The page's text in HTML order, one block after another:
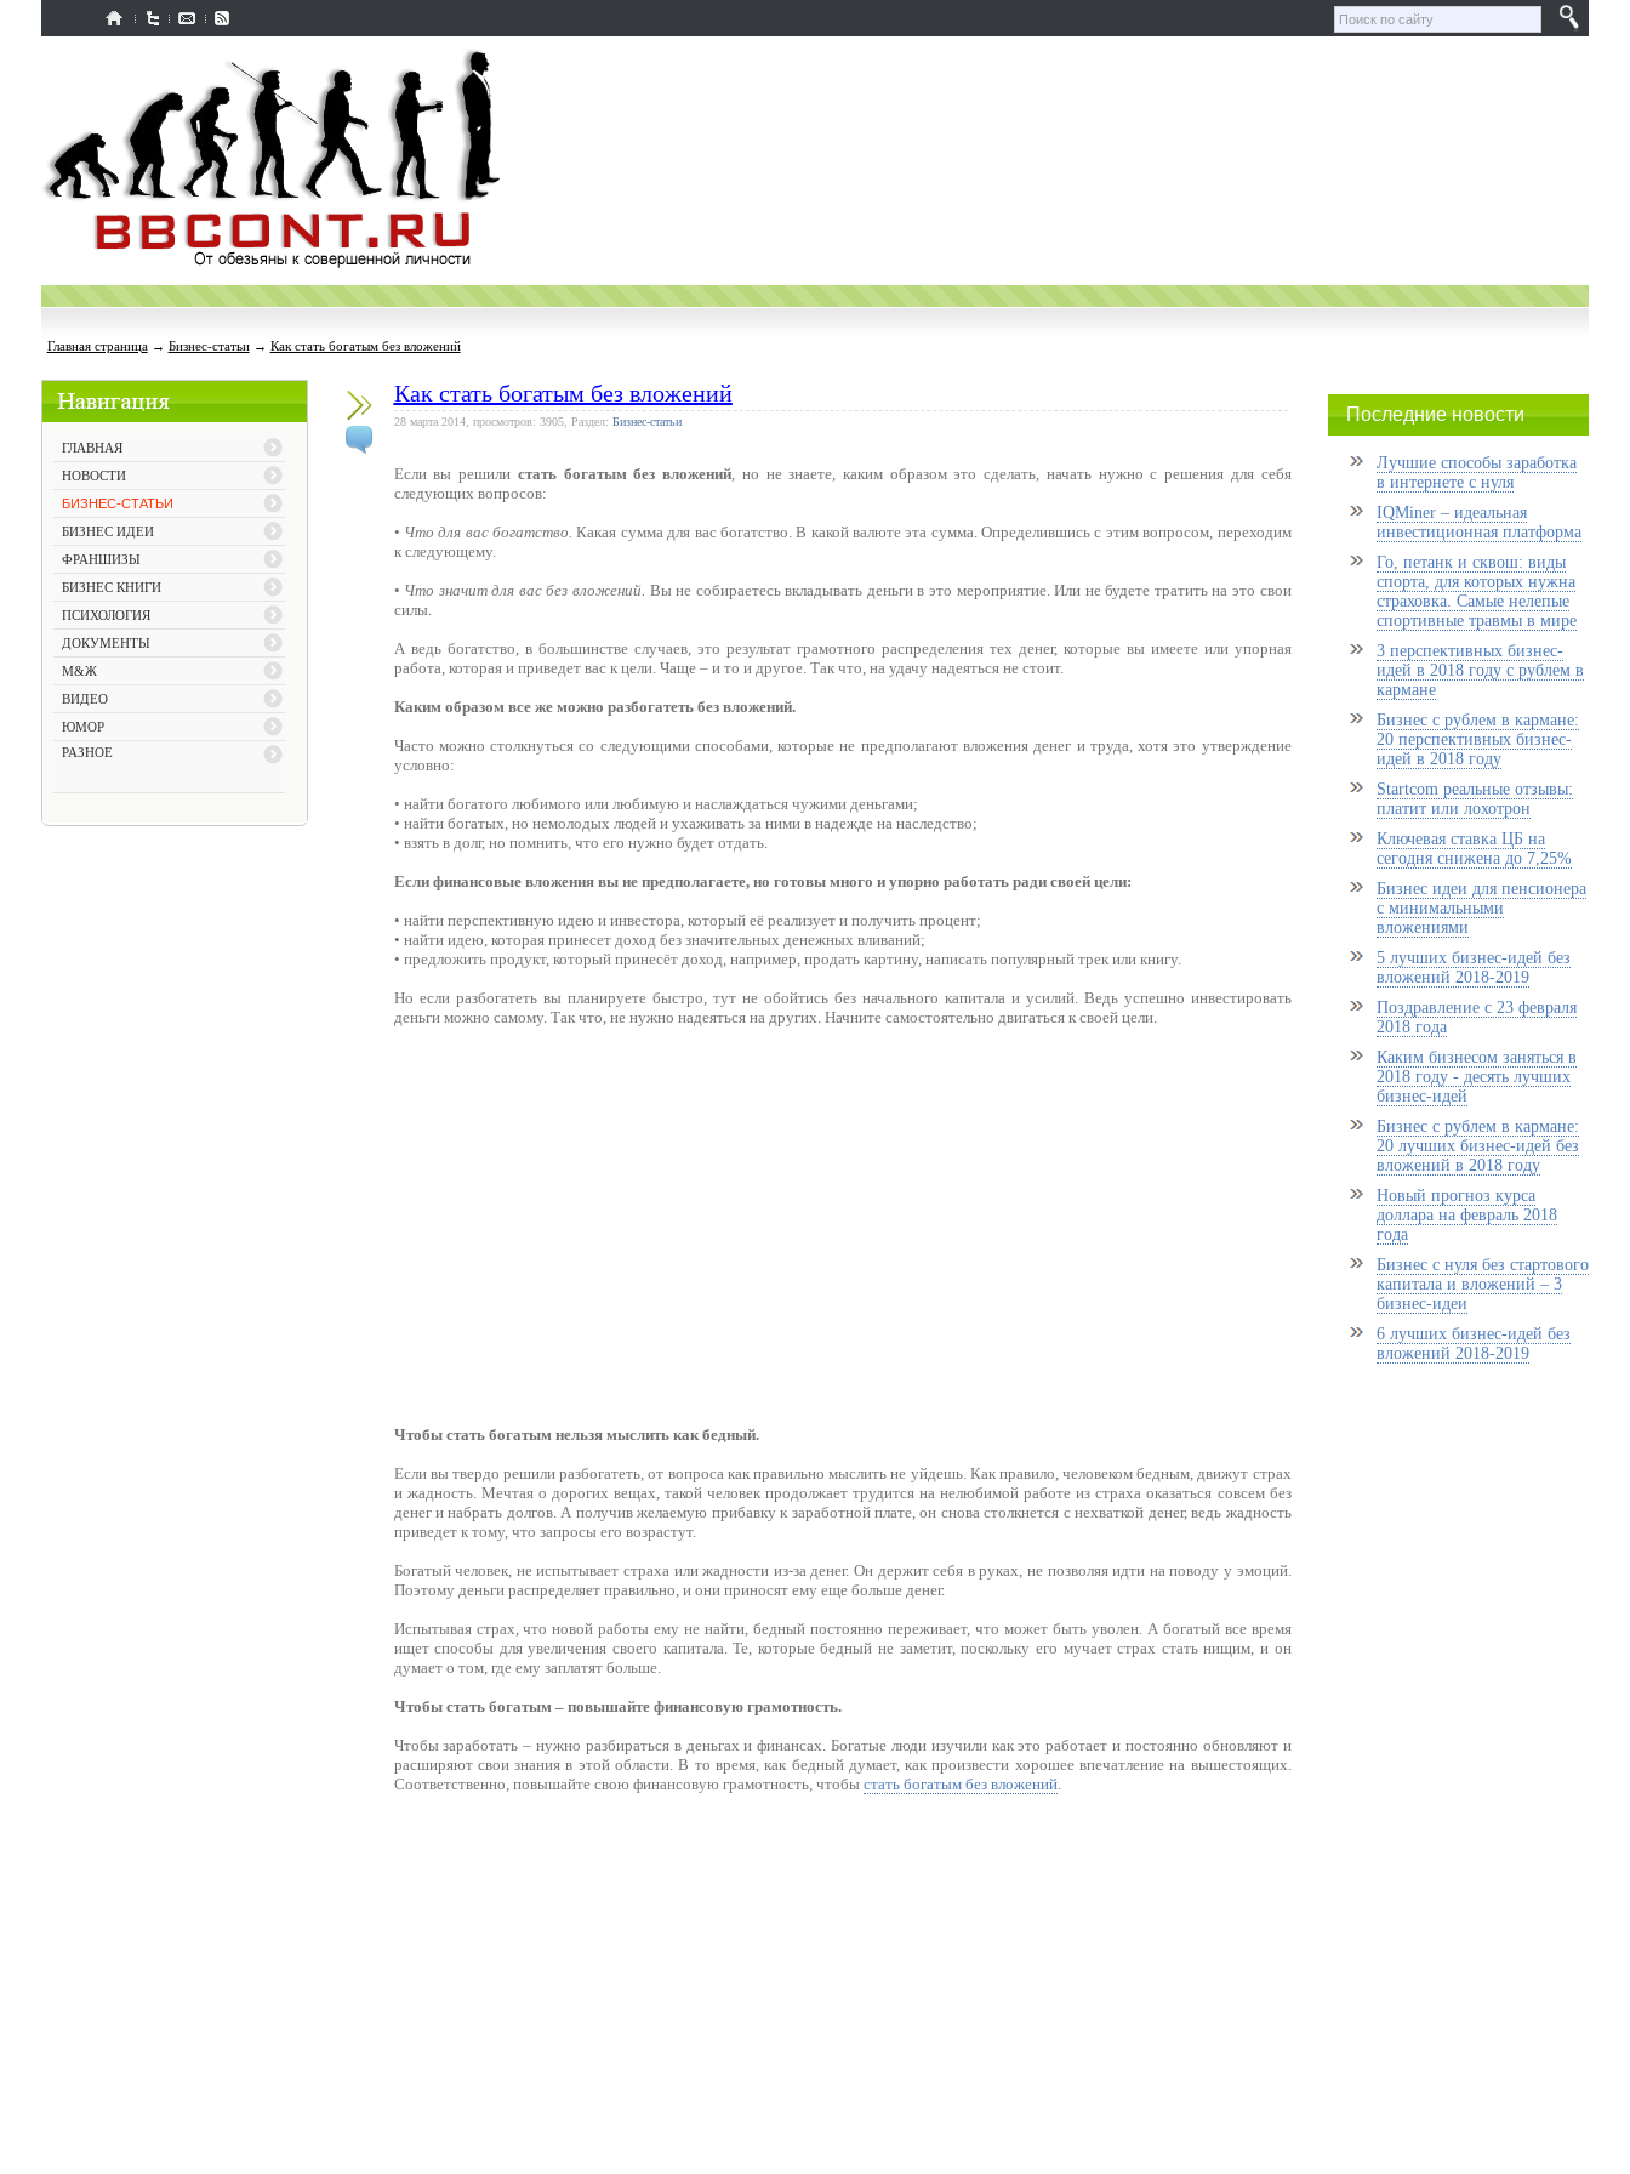
Главная страница→ Бизнес-статьи→ Как стать богатым без вложений
ГЛАВНАЯ
НОВОСТИ
БИЗНЕС-СТАТЬИ
БИЗНЕС ИДЕИ
ФРАНШИЗЫ
БИЗНЕС КНИГИ
ПСИХОЛОГИЯ
ДОКУМЕНТЫ
М&Ж
ВИДЕО
ЮМОР
РАЗНОЕ
Как стать богатым без вложений
28 марта 2014, просмотров: 3905, Раздел: Бизнес-статьи
Если вы решили стать богатым без вложений, но не знаете, каким образом это сделать, начать нужно с решения для себя
следующих вопросов:
• Что для вас богатство. Какая сумма для вас богатство. В какой валюте эта сумма. Определившись с этим вопросом, переходим
к следующему.
• Что значит для вас без вложений. Вы не собираетесь вкладывать деньги в это мероприятие. Или не будете тратить на это свои
силы.
А ведь богатство, в большинстве случаев, это результат грамотного распределения тех денег, которые вы имеете или упорная
работа, которая и приведет вас к цели. Чаще – и то и другое. Так что, на удачу надеяться не стоит.
Каким образом все же можно разбогатеть без вложений.
Часто можно столкнуться со следующими способами, которые не предполагают вложения денег и труда, хотя это утверждение
условно:
• найти богатого любимого или любимую и наслаждаться чужими деньгами;
• найти богатых, но немолодых людей и ухаживать за ними в надежде на наследство;
• взять в долг, но помнить, что его нужно будет отдать.
Если финансовые вложения вы не предполагаете, но готовы много и упорно работать ради своей цели:
• найти перспективную идею и инвестора, который её реализует и получить процент;
• найти идею, которая принесет доход без значительных денежных вливаний;
• предложить продукт, который принесёт доход, например, продать картину, написать популярный трек или книгу.
Но если разбогатеть вы планируете быстро, тут не обойтись без начального капитала и усилий. Ведь успешно инвестировать
деньги можно самому. Так что, не нужно надеяться на других. Начните самостоятельно двигаться к своей цели.
Чтобы стать богатым нельзя мыслить как бедный.
Если вы твердо решили разбогатеть, от вопроса как правильно мыслить не уйдешь. Как правило, человеком бедным, движут страх
и жадность. Мечтая о дорогих вещах, такой человек продолжает трудится на нелюбимой работе из страха оказаться совсем без
денег и набрать долгов. А получив желаемую прибавку к заработной плате, он снова столкнется с нехваткой денег, ведь жадность
приведет к тому, что запросы его возрастут.
Богатый человек, не испытывает страха или жадности из-за денег. Он держит себя в руках, не позволяя идти на поводу у эмоций.
Поэтому деньги распределяет правильно, и они приносят ему еще больше денег.
Испытывая страх, что новой работы ему не найти, бедный постоянно переживает, что может быть уволен. А богатый все время
ищет способы для увеличения своего капитала. Те, которые бедный не заметит, поскольку его мучает страх стать нищим, и он
думает о том, где ему заплатят больше.
Чтобы стать богатым – повышайте финансовую грамотность.
Чтобы заработать – нужно разбираться в деньгах и финансах. Богатые люди изучили как это работает и постоянно обновляют и
расширяют свои знания в этой области. В то время, как бедный думает, как произвести хорошее впечатление на вышестоящих.
Соответственно, повышайте свою финансовую грамотность, чтобы стать богатым без вложений.
Последние новости
Лучшие способы заработка
в интернете с нуля
IQMiner – идеальная
инвестиционная платформа
Го, петанк и сквош: виды
спорта, для которых нужна
страховка. Самые нелепые
спортивные травмы в мире
3 перспективных бизнес-
идей в 2018 году с рублем в
кармане
Бизнес с рублем в кармане:
20 перспективных бизнес-
идей в 2018 году
Startcom реальные отзывы:
платит или лохотрон
Ключевая ставка ЦБ на
сегодня снижена до 7,25%
Бизнес идеи для пенсионера
с минимальными
вложениями
5 лучших бизнес-идей без
вложений 2018-2019
Поздравление с 23 февраля
2018 года
Каким бизнесом заняться в
2018 году - десять лучших
бизнес-идей
Бизнес с рублем в кармане:
20 лучших бизнес-идей без
вложений в 2018 году
Новый прогноз курса
доллара на февраль 2018
года
Бизнес с нуля без стартового
капитала и вложений – 3
бизнес-идеи
6 лучших бизнес-идей без
вложений 2018-2019